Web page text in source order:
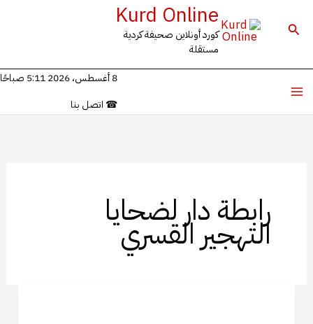
البحث Kurd Online
كورد أونلاين صحيفة كردية
مستقلة
8 أغسطس، 2026 5:11 صباحًا
☎ اتصل بنا
رابطة دار لضحايا
التهجير القسري